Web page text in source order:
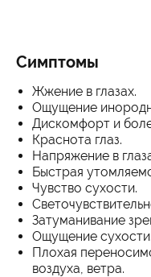
Симптомы
Жжение в глазах.
Ощущение
Дискомфорт и
Краснота глаз.
Напряжение в
Быстрая
Чувство сухости.
Затуманивание
Ощущение сухости.
Плохая
воздуха, ветра.